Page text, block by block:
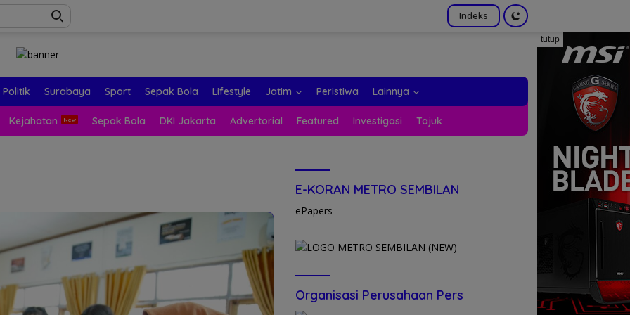
Indeks
tutup
Politik Surabaya Sport Sepak Bola Lifestyle Jatim Peristiwa Lainnya
Kejahatan Sepak Bola DKI Jakarta Advertorial Featured Investigasi Tajuk
E-KORAN METRO SEMBILAN
ePapers
Organisasi Perusahaan Pers